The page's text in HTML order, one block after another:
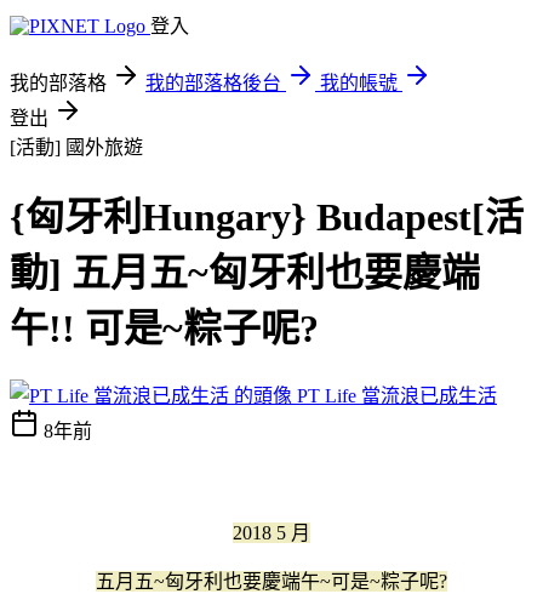
登入
我的部落格 我的部落格後台
我的帳號
登出
[活動] 國外旅遊
{匈牙利Hungary} Budapest[活
動] 五月五~匈牙利也要慶端
午!! 可是~粽子呢?
PT Life 當流浪已成生活
8年前
2018 5 月
五月五~匈牙利也要慶端午~可是~粽子呢?